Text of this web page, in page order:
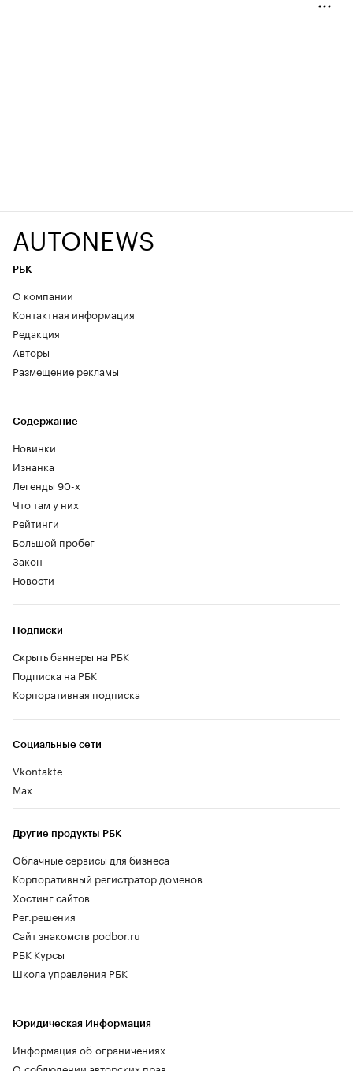
AUTONEWS
РБК
О компании
Контактная информация
Редакция
Авторы
Размещение рекламы
Содержание
Новинки
Изнанка
Легенды 90-х
Что там у них
Рейтинги
Большой пробег
Закон
Новости
Социальные сети
Vkontakte
Max
Другие продукты РБК
Облачные сервисы для бизнеса
Корпоративный регистратор доменов
Хостинг сайтов
Рег.решения
Сайт знакомств podbor.ru
РБК Курсы
Школа управления РБК
Подписки
Скрыть баннеры на РБК
Подписка на РБК
Корпоративная подписка
Юридическая Информация
Информация об ограничениях